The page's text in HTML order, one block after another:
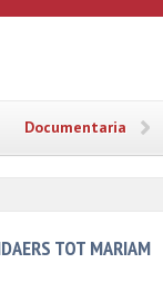
Documentaria
TOT MARIAM